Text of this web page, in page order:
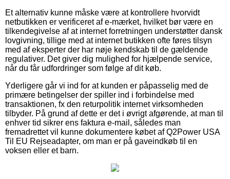
Et alternativ kunne måske være at kontrollere hvorvidt
netbutikken er verificeret af e-mærket, hvilket bør være en
tilkendegivelse af at internet forretningen understøtter dansk
lovgivning, tillige med at internet butikken ofte føres tilsyn
med af eksperter der har nøje kendskab til de gældende
regulativer. Det giver dig mulighed for hjælpende service,
når du får udfordringer som følge af dit køb.
Yderligere går vi ind for at kunden er påpasselig med de
primære betingelser der spiller ind i forbindelse med
transaktionen, fx den returpolitik internet virksomheden
tilbyder. På grund af dette er det i øvrigt afgørende, at man til
enhver tid sikrer ens faktura e-mail, således man
fremadrettet vil kunne dokumentere købet af Q2Power USA
Til EU Rejseadapter, om man er på gaveindkøb til en
voksen eller et barn.